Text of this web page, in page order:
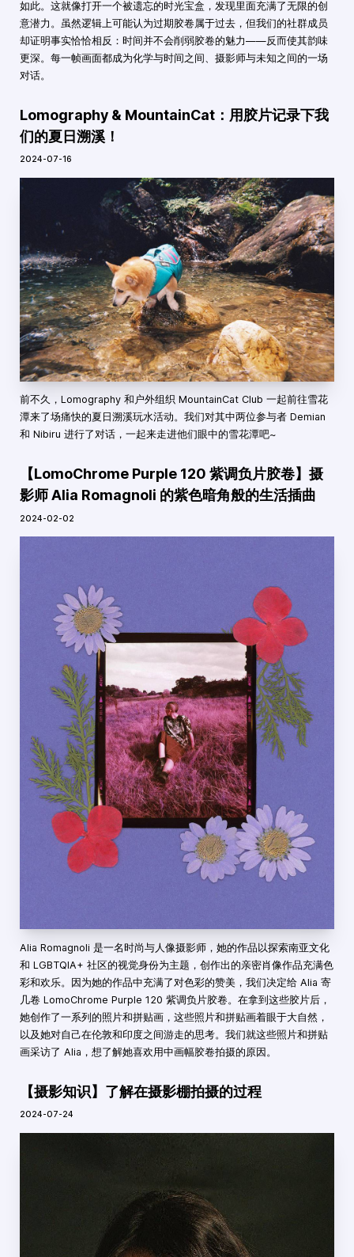
如此。这就像打开一个被遗忘的时光宝盒，发现里面充满了无限的创
意潜力。虽然逻辑上可能认为过期胶卷属于过去，但我们的社群成员
却证明事实恰恰相反：时间并不会削弱胶卷的魅力——反而使其韵味
更深。每一帧画面都成为化学与时间之间、摄影师与未知之间的一场
对话。
Lomography & MountainCat：用胶片记录下我
们的夏日溯溪！
2024-07-16
前不久，Lomography 和户外组织 MountainCat Club 一起前往雪花
潭来了场痛快的夏日溯溪玩水活动。我们对其中两位参与者 Demian
和 Nibiru 进行了对话，一起来走进他们眼中的雪花潭吧~
【LomoChrome Purple 120 紫调负片胶卷】摄
影师 Alia Romagnoli 的紫色暗角般的生活插曲
2024-02-02
Alia Romagnoli 是一名时尚与人像摄影师，她的作品以探索南亚文化
和 LGBTQIA+ 社区的视觉身份为主题，创作出的亲密肖像作品充满色
彩和欢乐。因为她的作品中充满了对色彩的赞美，我们决定给 Alia 寄
几卷 LomoChrome Purple 120 紫调负片胶卷。在拿到这些胶片后，
她创作了一系列的照片和拼贴画，这些照片和拼贴画着眼于大自然，
以及她对自己在伦敦和印度之间游走的思考。我们就这些照片和拼贴
画采访了 Alia，想了解她喜欢用中画幅胶卷拍摄的原因。
【摄影知识】了解在摄影棚拍摄的过程
2024-07-24